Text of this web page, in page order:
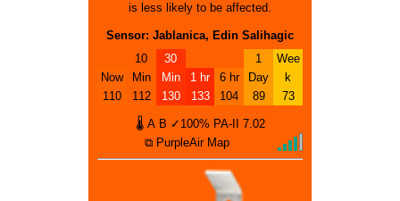
is less likely to be affected.
Sensor: Jablanica, Edin Salihagic
Now
110
10
Min
112
30
Min
130
1 hr
133
6 hr
104
1
Day
89
Wee
k
73
🌡 A B ✓100% PA-II
7.02
⧉ PurpleAir Map